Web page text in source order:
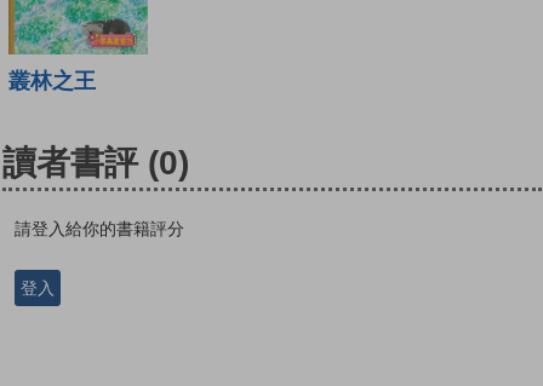
叢林之王
讀者書評 (0)
請登入給你的書籍評分
登入